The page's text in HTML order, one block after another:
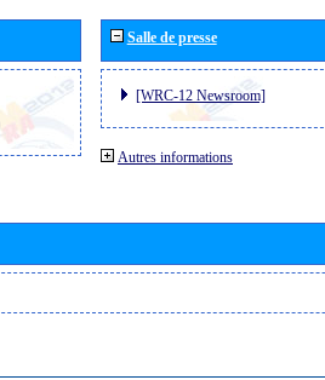
Salle de presse
[WRC-12 Newsroom]
Autres informations